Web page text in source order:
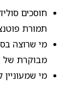
חוסכים
תמורת
מי שרוצה
מבוקרת של עד
מי שמעוניין